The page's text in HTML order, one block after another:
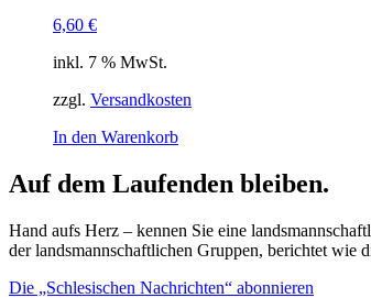
6,60 €
inkl. 7 % MwSt.
zzgl. Versandkosten
In den Warenkorb
Auf dem Laufenden bleiben.
Hand aufs Herz – kennen Sie eine
der landsmannschaftlichen Gruppen, berichtet wie
Die „Schlesischen Nachrichten“ abonnieren